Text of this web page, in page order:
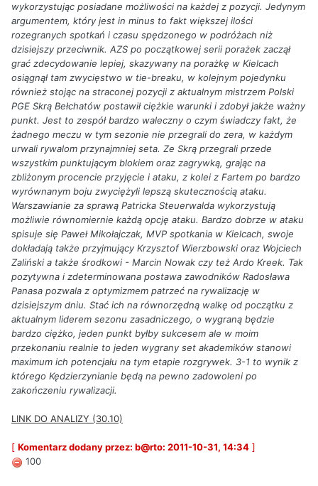
wykorzystując posiadane możliwości na każdej z pozycji. Jedynym
argumentem, który jest in minus to fakt większej ilości
rozegranych spotkań i czasu spędzonego w podróżach niż
dzisiejszy przeciwnik. AZS po początkowej serii porażek zaczął
grać zdecydowanie lepiej, skazywany na porażkę w Kielcach
osiągnął tam zwycięstwo w tie-breaku, w kolejnym pojedynku
również stojąc na straconej pozycji z aktualnym mistrzem Polski
PGE Skrą Bełchatów postawił ciężkie warunki i zdobył jakże ważny
punkt. Jest to zespół bardzo waleczny o czym świadczy fakt, że
żadnego meczu w tym sezonie nie przegrali do zera, w każdym
urwali rywalom przynajmniej seta. Ze Skrą przegrali przede
wszystkim punktującym blokiem oraz zagrywką, grając na
zbliżonym procencie przyjęcie i ataku, z kolei z Fartem po bardzo
wyrównanym boju zwyciężyli lepszą skutecznością ataku.
Warszawianie za sprawą Patricka Steuerwalda wykorzystują
możliwie równomiernie każdą opcję ataku. Bardzo dobrze w ataku
spisuje się Paweł Mikołajczak, MVP spotkania w Kielcach, swoje
dokładają także przyjmujący Krzysztof Wierzbowski oraz Wojciech
Zaliński a także środkowi - Marcin Nowak czy też Ardo Kreek. Tak
pozytywna i zdeterminowana postawa zawodników Radosława
Panasa pozwala z optymizmem patrzeć na rywalizację w
dzisiejszym dniu. Stać ich na równorzędną walkę od początku z
aktualnym liderem sezonu zasadniczego, o wygraną będzie
bardzo ciężko, jeden punkt byłby sukcesem ale w moim
przekonaniu realnie to jeden wygrany set akademików stanowi
maximum ich potencjału na tym etapie rozgrywek. 3-1 to wynik z
którego Kędzierzynianie będą na pewno zadowoleni po
zakończeniu rywalizacji.
LINK DO ANALIZY (30.10)
[ Komentarz dodany przez: b@rto: 2011-10-31, 14:34 ]
100